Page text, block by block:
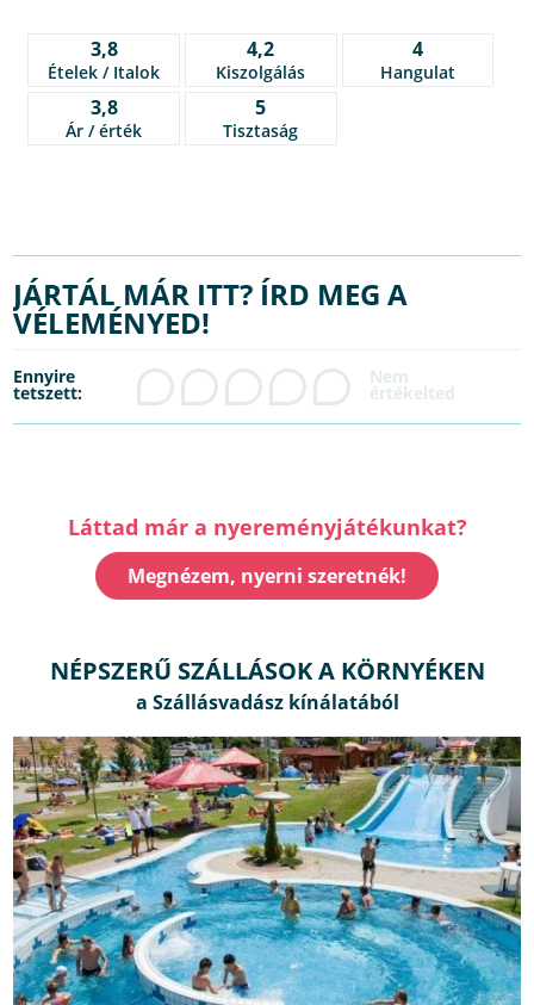
3,8
Ételek / Italok
4,2
Kiszolgálás
4
Hangulat
3,8
Ár / érték
5
Tisztaság
JÁRTÁL MÁR ITT? ÍRD MEG A
VÉLEMÉNYED!
Ennyire
tetszett:
Láttad már a nyereményjátékunkat?
Megnézem, nyerni szeretnék!
NÉPSZERŰ SZÁLLÁSOK A KÖRNYÉKEN